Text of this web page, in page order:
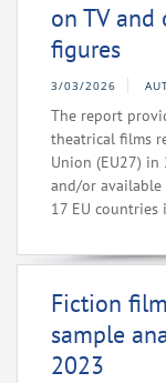
on TV and
figures
3/03/2026
The report
theatrical films
Union (EU27)
and/or available
17 EU
Fiction
sample
2023